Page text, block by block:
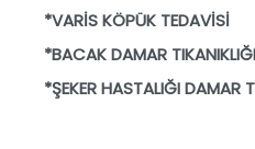
*VARİS KÖPÜK TEDAVİSİ
*BACAK DAMAR
*ŞEKER HASTALIĞI DAMAR